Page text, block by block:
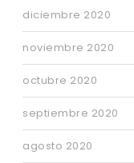
diciembre 2020
noviembre 2020
octubre 2020
septiembre 2020
agosto 2020